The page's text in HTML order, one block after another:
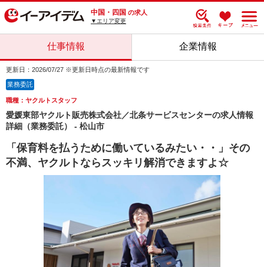
中国・四国 の求人
▼エリア変更
仕事情報 企業情報
更新日：2026/07/27 ※更新日時点の最新情報です
業務委託
職種：ヤクルトスタッフ
愛媛東部ヤクルト販売株式会社／北条サービスセンターの求人情報
詳細（業務委託） - 松山市
「保育料を払うために働いているみたい・・」その
不満、ヤクルトならスッキリ解消できますよ☆